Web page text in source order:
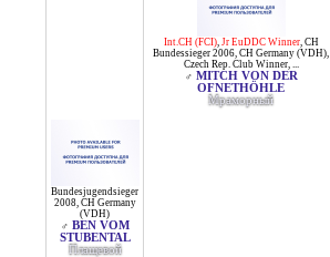
Bundesjugendsieger
2008, CH Germany
(VDH)
♂ BEN VOM
STUBENTAL
Плащевой
Int.CH (FCI), Jr EuDDC Winner, CH
Bundessieger 2006, CH Germany (VDH),
Czech Rep. Club Winner, ...
♂ MITCH VON DER
OFNETHÖHLE
Мраморный